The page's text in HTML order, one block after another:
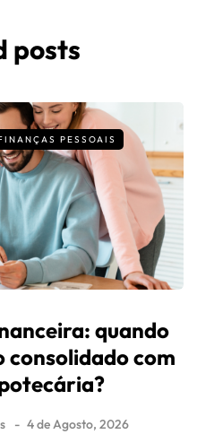
posts
PESSOAIS
quando
com
4 de Agosto, 2026